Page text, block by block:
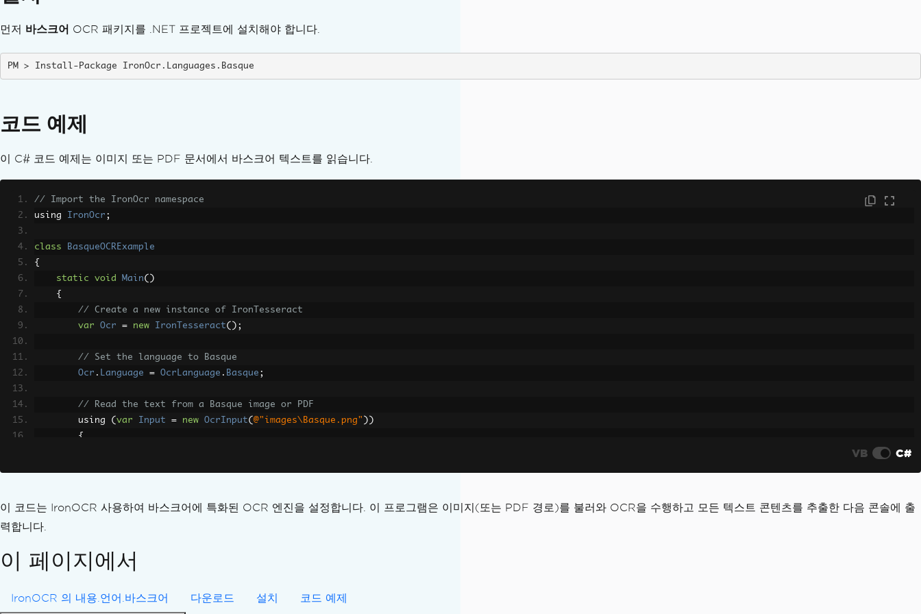
누락된 함수 RenderPageBitmapHighQuality
대용량 PDF 파일
대량 OCR 메모리 피크
예기치 않은 공백
WinForms TextBox의 줄 바꿈
Linux에서 PDF 폼 멈춤
OCR 정확도 향상
64비트 아키텍처
Garbled Non-Latin PDF Text
언어 팩
사용자 지정 OCR 언어 팩
금융 용어집
슬래시 처리된 0
아라비아 숫자
테서랙트 폴백 로직
AVX를 지원하지 않는 CPU에서 SEHException 발생
leptonica-1.78.0.dll
언어 팩 압축 해제에 성공했음에도 불구하고 'tessdata ra.traineddata'를 찾을 수 없습니다.
먼저 바스크어 OCR 패키지를 .NET 프로젝트에 설치해야 합니다.
Install-Package IronOcr.Languages.Basque
코드 예제
이 C# 코드 예제는 이미지 또는 PDF 문서에서 바스크어 텍스트를 읽습니다.
// Import the IronOcr namespace
using IronOcr ;
class
BasqueOCRExample
{
static
void Main()
{
// Create a new instance of IronTesseract
var
Ocr = new IronTesseract();
// Set the language to Basque
Ocr . Language = OcrLanguage . Basque ;
// Read the text from a Basque image or PDF
        using
( var Input = new OcrInput( @"images\Basque.png" ))
{
var
AllText = Result .Text;
System.
}
VB C#
이 코드는 IronOCR 사용하여 바스크어에 특화된 OCR 엔진을 설정합니다. 이 프로그램은 이미지(또는 PDF 경로)를 불러와 OCR을 수행하고 모든 텍스트 콘텐츠를 추출한 다음 콘솔에 출
력합니다.
이 페이지에서
IronOCR 의 내용.언어.바스크어 다운로드 설치 코드 예제